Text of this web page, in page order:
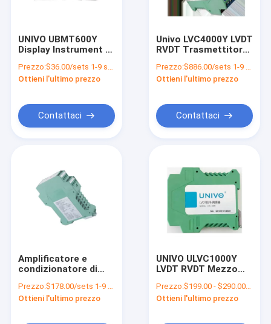
UNIVO UBMT600Y
Display Instrument di
precisione per
applicazioni a piccoli
Prezzo:$36.00/sets 1-9 sets
Ottieni l'ultimo prezzo
Contattaci
Univo LVC4000Y LVDT
RVDT Trasmettitore
mezzo ponte per la
conversione di
Prezzo:$886.00/sets 1-9 sets
Ottieni l'ultimo prezzo
Contattaci
Amplificatore e
condizionatore di
UBTM300Y di grado
industriale per
Prezzo:$178.00/sets 1-9 sets
Ottieni l'ultimo prezzo
UNIVO ULVC1000Y
LVDT RVDT Mezzo
trasmettitore di
segnale di
Prezzo:$199.00 - $290.00/sets
Ottieni l'ultimo prezzo